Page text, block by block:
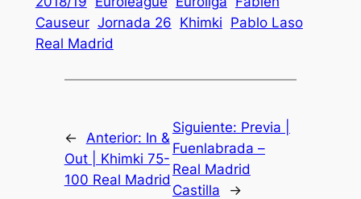
Causeur Jornada 26 Khimki Pablo Laso
Real Madrid
← Anterior: In &
Out | Khimki 75-
100 Real Madrid
Siguiente: Previa |
Fuenlabrada –
Real Madrid
Castilla
→